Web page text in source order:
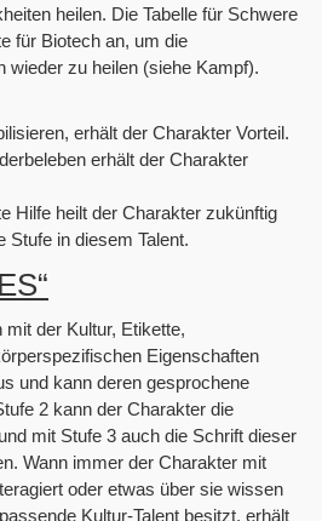
heilen. Die Tabelle für Schwere
für Biotech an, um die
wieder zu heilen (siehe Kampf).
erhält der Charakter Vorteil.
erhält der Charakter
Hilfe heilt der Charakter zukünftig
Stufe in diesem Talent.
der Kultur, Etikette,
Eigenschaften
und kann deren gesprochene
2 kann der Charakter die
mit Stufe 3 auch die Schrift dieser
Wann immer der Charakter mit
oder etwas über sie wissen
Kultur-Talent besitzt, erhält